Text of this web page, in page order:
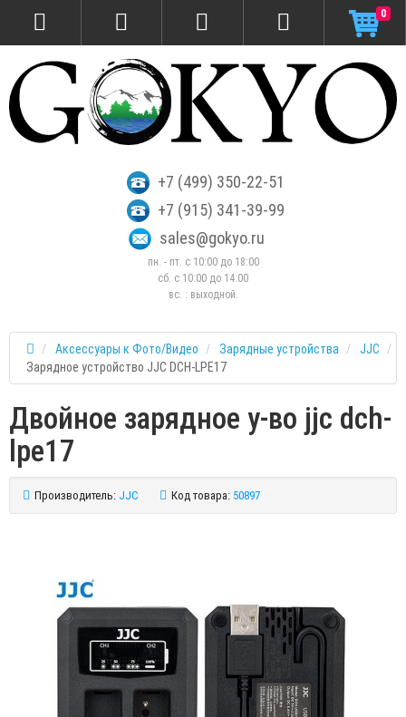
+7 (499) 350-22-51
+7 (915) 341-39-99
sales@gokyo.ru
пн. - пт. с 10:00 до 18:00
сб. c 10:00 до 14:00
вс. : выходной.
0
Аксессуары к Фото/Видео Зарядные устройства
JJC
Зарядное устройство JJC DCH-LPE17
Двойное зарядное у-во jjc dch-
lpe17
Производитель: JJC Код товара: 50897